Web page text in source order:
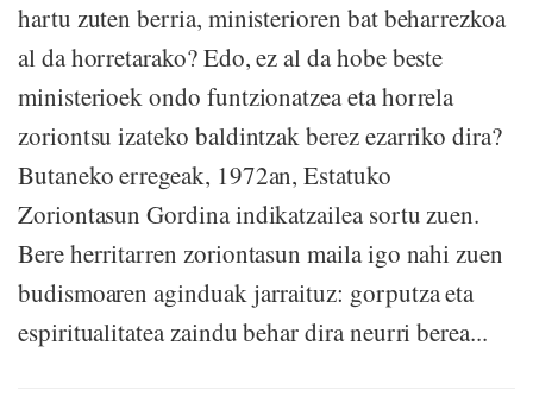
hartu zuten berria, ministerioren bat beharrezkoa
al da horretarako? Edo, ez al da hobe beste
ministerioek ondo funtzionatzea eta horrela
zoriontsu izateko baldintzak berez ezarriko dira?
Butaneko erregeak, 1972an, Estatuko
Zoriontasun Gordina indikatzailea sortu zuen.
Bere herritarren zoriontasun maila igo nahi zuen
budismoaren aginduak jarraituz: gorputza eta
espiritualitatea zaindu behar dira neurri berea...